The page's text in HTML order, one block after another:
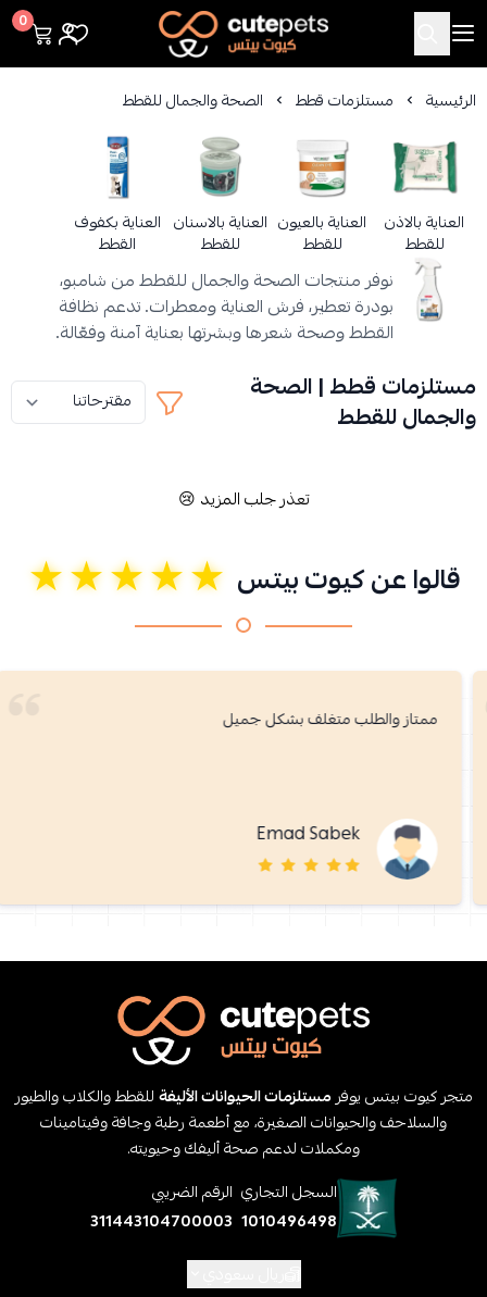
Cutepets
0
الرئيسية مستلزمات قطط الصحة والجمال للقطط
نوفر منتجات الصحة والجمال للقطط من شامبو،
بودرة تعطير، فرش العناية ومعطرات. تدعم نظافة
القطط وصحة شعرها وبشرتها بعناية آمنة وفعّالة.
العناية بالاذن
للقطط
العناية بالعيون
للقطط
العناية بالاسنان
للقطط
العناية بكفوف
القطط
مستلزمات قطط | الصحة
والجمال للقطط
تعذر جلب المزيد 😢
قالوا عن كيوت بيتس ★★★★★
ممتاز والطلب متغلف بشكل جميل
Emad Sabek
متجر كيوت بيتس يوفر مستلزمات الحيوانات الأليفةللقطط والكلاب والطيور
والسلاحف والحيوانات الصغيرة، مع أطعمة رطبة وجافة وفيتامينات
ومكملات لدعم صحة أليفك وحيويته.
السجل التجاري
1010496498
الرقم الضريبي
311443104700003